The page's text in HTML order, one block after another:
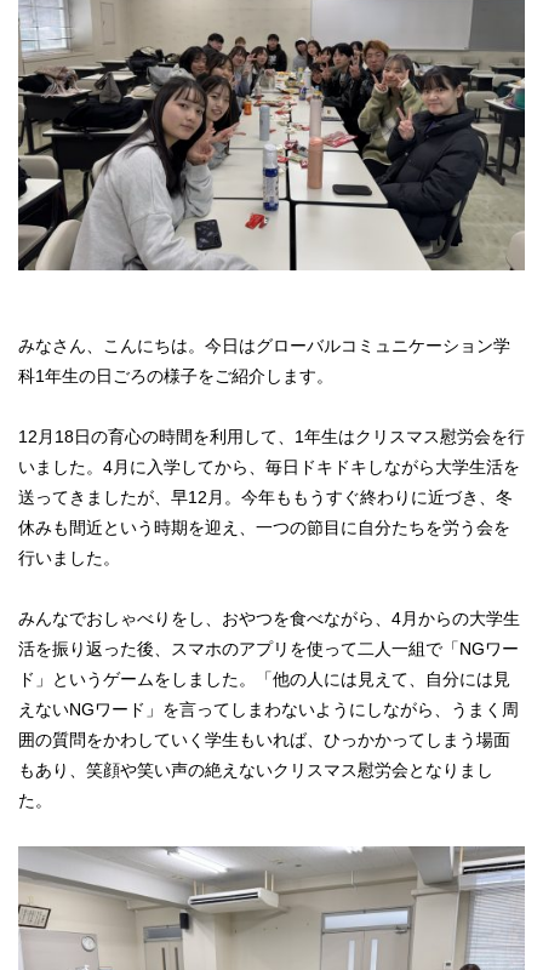
みなさん、こんにちは。今日はグローバルコミュニケーション学
科1年生の日ごろの様子をご紹介します。
12月18日の育心の時間を利用して、1年生はクリスマス慰労会を行
いました。4月に入学してから、毎日ドキドキしながら大学生活を
送ってきましたが、早12月。今年ももうすぐ終わりに近づき、冬
休みも間近という時期を迎え、一つの節目に自分たちを労う会を
行いました。
みんなでおしゃべりをし、おやつを食べながら、4月からの大学生
活を振り返った後、スマホのアプリを使って二人一組で「NGワー
ド」というゲームをしました。「他の人には見えて、自分には見
えないNGワード」を言ってしまわないようにしながら、うまく周
囲の質問をかわしていく学生もいれば、ひっかかってしまう場面
もあり、笑顔や笑い声の絶えないクリスマス慰労会となりまし
た。